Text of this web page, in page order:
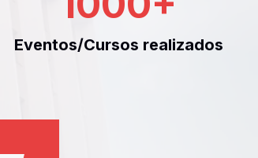
Eventos/Cursos realizados